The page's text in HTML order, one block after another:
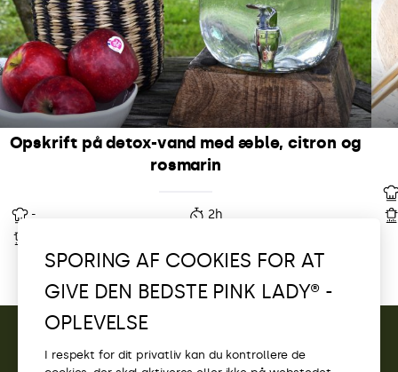
Opskrift på detox-vand med æble, citron og
rosmarin
-
2h
KONTAKT
SPORING AF COOKIES FOR AT
GIVE DEN BEDSTE PINK LADY® -
OPLEVELSE
I respekt for dit privatliv kan du kontrollere de